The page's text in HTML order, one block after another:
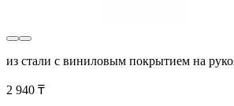
из стали с виниловым покрытием на
2 940 ₸